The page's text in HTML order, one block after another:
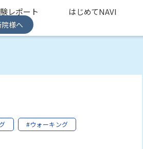
レポート はじめてNAVI
様へ
#ウォーキング